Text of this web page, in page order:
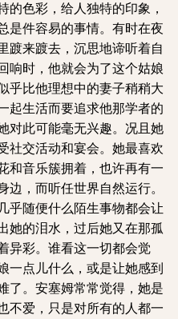
的色彩，给人独特的印象，
是件容易的事情。有时在夜
踱来踱去，沉思地谛听着自
响时，他就会为了这个姑娘
乎比他理想中的妻子稍稍大
起生活而要追求他那学者的
对此可能毫无兴趣。况且她
社交活动和宴会。她最喜欢
和音乐簇拥着，也许再有一
边，而听任世界自然运行。
乎随便什么陌生事物都会让
她的泪水，过后她又在那孤
异彩。谁看这一切都会觉
一点儿什么，或是让她感到
了。安塞姆常常觉得，她是
不爱，只是对所有的人都一